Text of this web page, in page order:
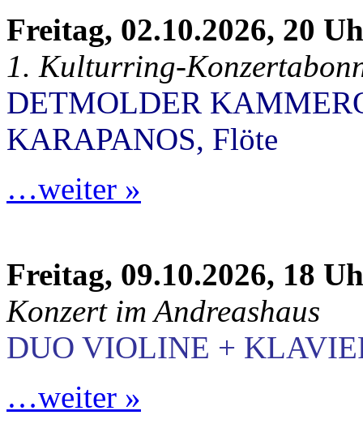
Freitag, 02.10.2026, 20
1. Kulturring-
DETMOLDER
KARAPANOS, Flöte
…weiter »
Freitag, 09.10.2026, 18
Konzert im Andreashaus
DUO VIOLINE +
…weiter »